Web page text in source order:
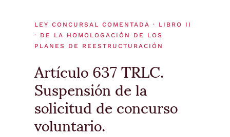
LEY CONCURSAL COMENTADA · LIBRO II
· DE LA HOMOLOGACIÓN DE LOS
PLANES DE REESTRUCTURACIÓN
Artículo 637 TRLC.
Suspensión de la
solicitud de concurso
voluntario.